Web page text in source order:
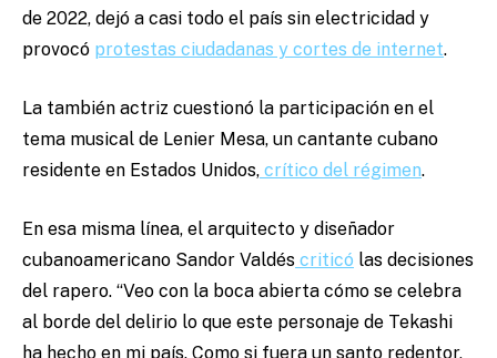
de 2022, dejó a casi todo el país sin electricidad y
provocó protestas ciudadanas y cortes de internet.
La también actriz cuestionó la participación en el
tema musical de Lenier Mesa, un cantante cubano
residente en Estados Unidos, crítico del régimen.
En esa misma línea, el arquitecto y diseñador
cubanoamericano Sandor Valdés criticó las decisiones
del rapero. “Veo con la boca abierta cómo se celebra
al borde del delirio lo que este personaje de Tekashi
ha hecho en mi país. Como si fuera un santo redentor,